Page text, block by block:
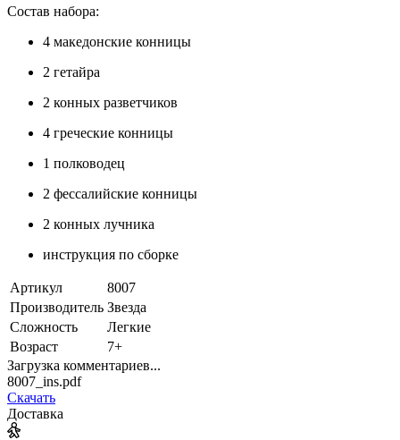
Состав набора:
4 македонские конницы
2 гетайра
2 конных разветчиков
4 греческие конницы
1 полководец
2 фессалийские конницы
2 конных лучника
инструкция по сборке
Артикул
8007
Производитель Звезда
Сложность
Легкие
Возраст
7+
Загрузка комментариев...
8007_ins.pdf
Скачать
Доставка